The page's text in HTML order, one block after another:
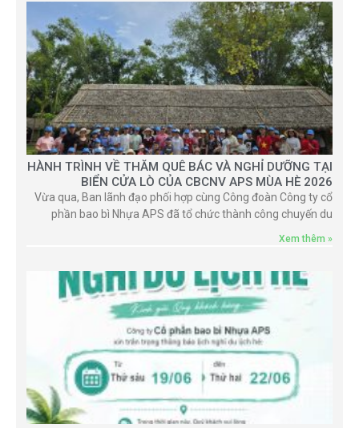
HÀNH TRÌNH VỀ THĂM QUÊ BÁC VÀ NGHỈ DƯỠNG TẠI
BIỂN CỬA LÒ CỦA CBCNV APS MÙA HÈ 2026
Vừa qua, Ban lãnh đạo phối hợp cùng Công đoàn Công ty cổ
phần bao bì Nhựa APS đã tổ chức thành công chuyến du
Xem thêm »